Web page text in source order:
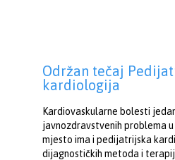
Održan tečaj
kardiologija
Kardiovaskularne bolesti
javnozdravstvenih problema
mjesto ima i pedijatrijska
dijagnostičkih metoda i